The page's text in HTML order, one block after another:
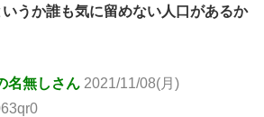
うか誰も気に留めない人口があるか
名無しさん 2021/11/08(月)